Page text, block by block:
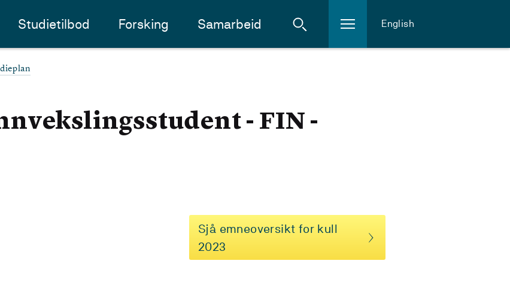
Studietilbod Forsking Samarbeid English
- FIN -
Sjå emneoversikt for kull
2023